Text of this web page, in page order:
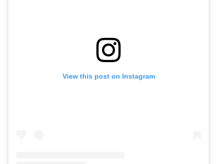
View this post on Instagram